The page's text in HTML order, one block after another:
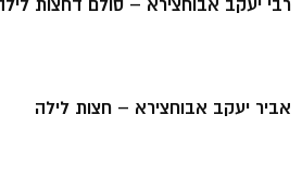
רבי יעקב אבוחצירא – סולם דחצות
אביר יעקב אבוחצירא – חצות לילה